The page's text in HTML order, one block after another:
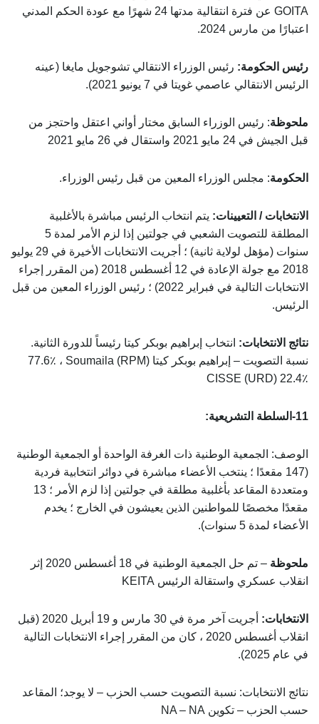
GOITA عن فترة انتقالية مدتها 24 شهرًا مع عودة الحكم المدني
اعتبارًا من مارس 2024.
رئيس الحكومة: رئيس الوزراء الانتقالي تشوجويل مايغا (عينه
الرئيس الانتقالي عاصمي غويتا في 7 يونيو 2021).
ملحوظة: رئيس الوزراء السابق مختار أواني اعتقل واحتجز من
قبل الجيش في 24 مايو 2021 واستقال في 26 مايو 2021
الحكومة: مجلس الوزراء المعين من قبل رئيس الوزراء.
الانتخابات / التعيينات: يتم انتخاب الرئيس مباشرة بالأغلبية
المطلقة للتصويت الشعبي في جولتين إذا لزم الأمر لمدة 5
سنوات (مؤهل لولاية ثانية) ؛ أجريت الانتخابات الأخيرة في 29 يوليو
2018 مع جولة الإعادة في 12 أغسطس 2018 (من المقرر إجراء
الانتخابات التالية في فبراير 2022) ؛ رئيس الوزراء المعين من قبل
الرئيس.
نتائج الانتخابات: انتخاب إبراهيم بوبكر كيتا رئيساً للدورة الثانية.
نسبة التصويت – إبراهيم بوبكر كيتا (RPM) 77.6٪ ، Soumaila
CISSE (URD) ​​22.4٪
11-السلطة التشريعية:
الوصف: الجمعية الوطنية ذات الغرفة الواحدة أو الجمعية الوطنية
(147 مقعدًا ؛ ينتخب الأعضاء مباشرة في دوائر انتخابية فردية
ومتعددة المقاعد بأغلبية مطلقة في جولتين إذا لزم الأمر ؛ 13
مقعدًا مخصصًا للمواطنين الذين يعيشون في الخارج ؛ يخدم
الأعضاء لمدة 5 سنوات).
ملحوظة
– تم حل الجمعية الوطنية في 18 أغسطس 2020 إثر
انقلاب عسكري واستقالة الرئيس KEITA
الانتخابات:
أجريت آخر مرة في 30 مارس و 19 أبريل 2020 (قبل
انقلاب أغسطس 2020 ، كان من المقرر إجراء الانتخابات التالية
في عام 2025).
نتائج الانتخابات: نسبة التصويت حسب الحزب – لا يوجد؛ المقاعد
حسب الحزب – تكوين NA – NA